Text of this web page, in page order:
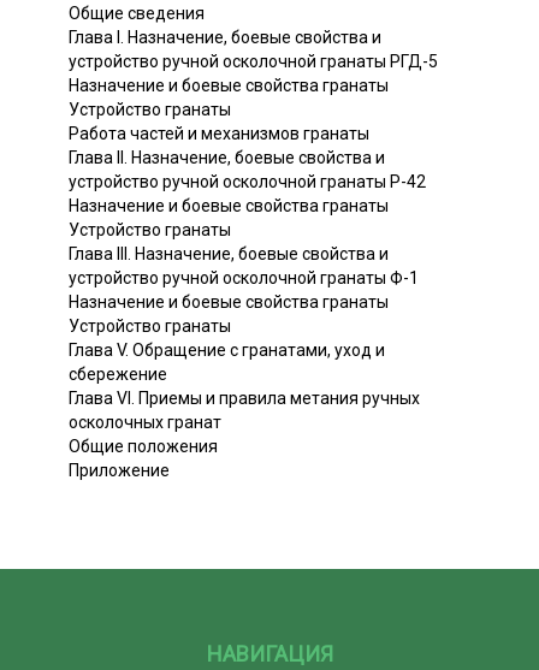
Общие сведения
Глава I. Назначение, боевые свойства и
устройство ручной осколочной гранаты РГД-5
Назначение и боевые свойства гранаты
Устройство гранаты
Работа частей и механизмов гранаты
Глава II. Назначение, боевые свойства и
устройство ручной осколочной гранаты Р-42
Назначение и боевые свойства гранаты
Устройство гранаты
Глава III. Назначение, боевые свойства и
устройство ручной осколочной гранаты Ф-1
Назначение и боевые свойства гранаты
Устройство гранаты
Глава V. Обращение с гранатами, уход и
сбережение
Глава VI. Приемы и правила метания ручных
осколочных гранат
Общие положения
Приложение
НАВИГАЦИЯ